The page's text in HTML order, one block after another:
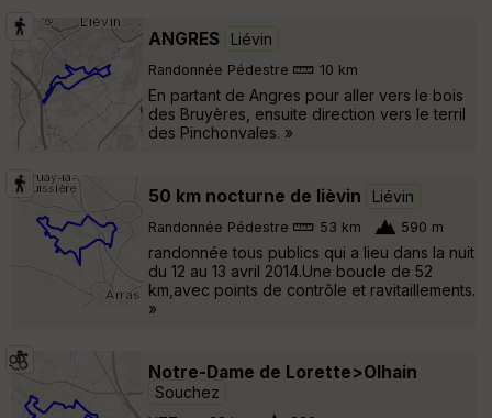
ANGRES Liévin
Randonnée Pédestre 10 km
En partant de Angres pour aller vers le bois
des Bruyères, ensuite direction vers le terril
des Pinchonvales. »
50 km nocturne de lièvin Liévin
Randonnée Pédestre 53 km 590 m
randonnée tous publics qui a lieu dans la nuit
du 12 au 13 avril 2014.Une boucle de 52
km,avec points de contrôle et ravitaillements.
»
Notre-Dame de Lorette>Olhain
Souchez